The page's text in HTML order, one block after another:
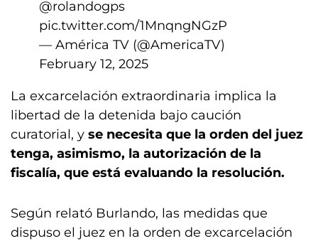
@rolandogps
pic.twitter.com/1MnqngNGzP
— América TV (@AmericaTV)
February 12, 2025
La excarcelación extraordinaria implica la
libertad de la detenida bajo caución
curatorial, y se necesita que la orden del juez
tenga, asimismo, la autorización de la
fiscalía, que está evaluando la resolución.
Según relató Burlando, las medidas que
dispuso el juez en la orden de excarcelación